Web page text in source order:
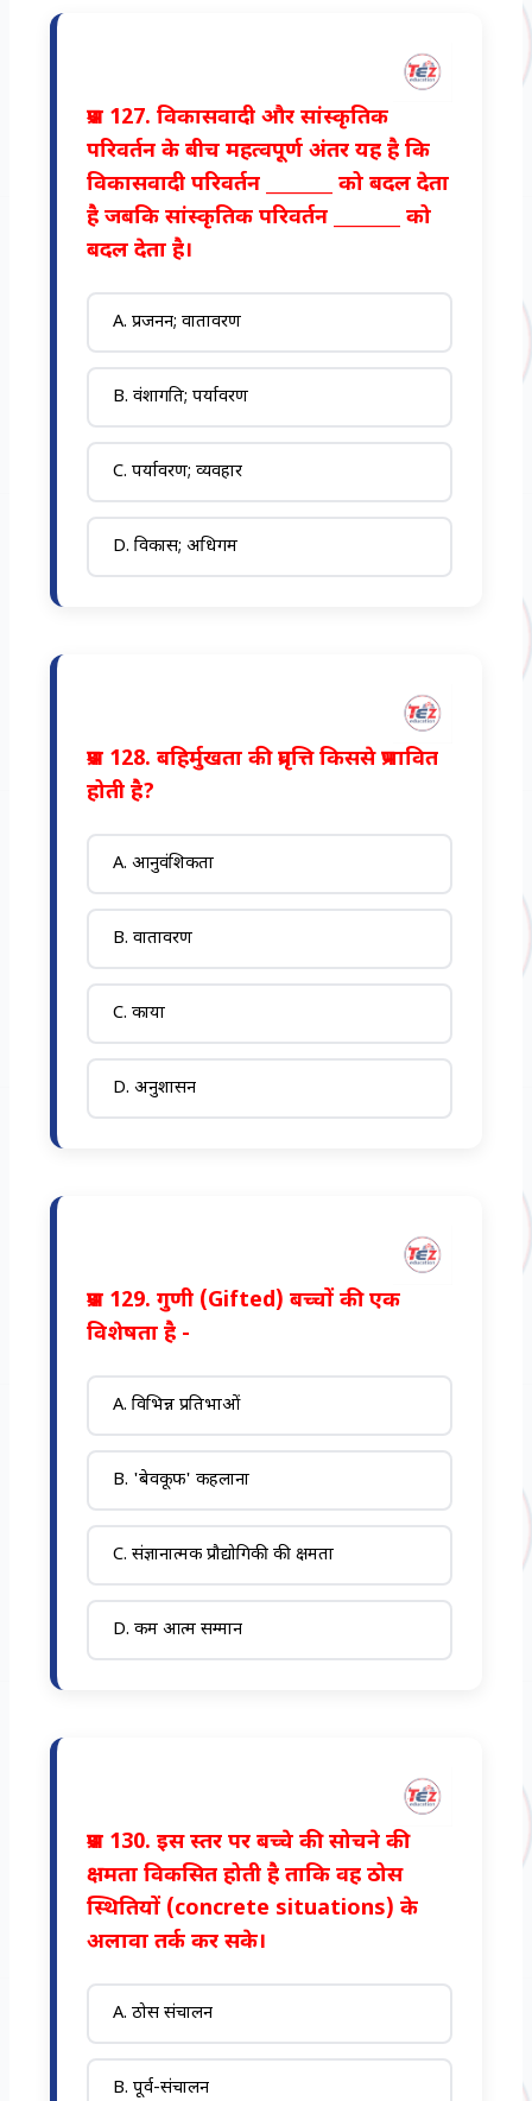
प्रश्न 127. विकासवादी और सांस्कृतिक
परिवर्तन के बीच महत्वपूर्ण अंतर यह है कि
विकासवादी परिवर्तन ________ को बदल देता
है जबकि सांस्कृतिक परिवर्तन ________ को
बदल देता है।
A. प्रजनन; वातावरण
B. वंशागति; पर्यावरण
C. पर्यावरण; व्यवहार
D. विकास; अधिगम
प्रश्न 128. बहिर्मुखता की प्रवृत्ति किससे प्रभावित
होती है?
A. आनुवंशिकता
B. वातावरण
C. काया
D. अनुशासन
प्रश्न 129. गुणी (Gifted) बच्चों की एक
विशेषता है -
A. विभिन्न प्रतिभाओं
B. 'बेवकूफ' कहलाना
C. संज्ञानात्मक प्रौद्योगिकी की क्षमता
D. कम आत्म सम्मान
प्रश्न 130. इस स्तर पर बच्चे की सोचने की
क्षमता विकसित होती है ताकि वह ठोस
स्थितियों (concrete situations) के
अलावा तर्क कर सके।
A. ठोस संचालन
B. पूर्व-संचालन